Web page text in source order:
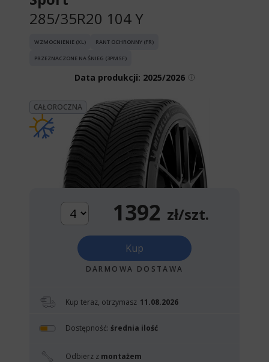
285/35R20 104 Y
WZMOCNIENIE (XL) RANT OCHRONNY (FR)
PRZEZNACZONE NA ŚNIEG (3PMSF)
Data produkcji: 2025/2026
CAŁOROCZNA
1392 zł/szt.
Kup
DARMOWA DOSTAWA
Kup teraz, otrzymasz 11.08.2026
Dostępność: średnia ilość
Odbierz z montażem